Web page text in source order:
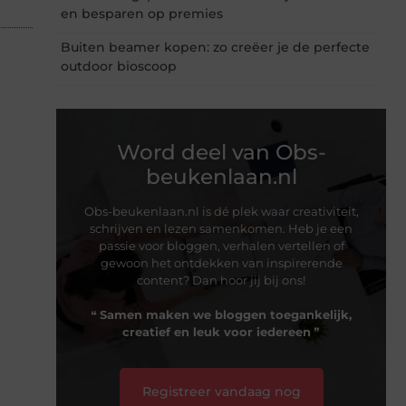
en besparen op premies
Buiten beamer kopen: zo creëer je de perfecte
outdoor bioscoop
Word deel van Obs-
beukenlaan.nl
Obs-beukenlaan.nl is dé plek waar creativiteit,
schrijven en lezen samenkomen. Heb je een
passie voor bloggen, verhalen vertellen of
gewoon het ontdekken van inspirerende
content? Dan hoor jij bij ons!
❝ Samen maken we bloggen toegankelijk,
creatief en leuk voor iedereen ❞
Registreer vandaag nog